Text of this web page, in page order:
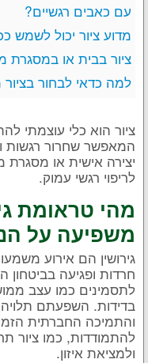
עם כאבים רגשיים?
מדוע ציור יכול לשמש
ציור בבית או
למה כדאי לבחור
ציור הוא כלי עוצמתי
המאפשר שחרור רגשות
יצירה אישית או מסגרת
לריפוי רגשי עמוק.
מהי טראומת
משפיעה על
גירושין הם אירוע
חרדות ופגיעה בביטחון
לתסמינים כמו עצב
בדידות. השפעתם
והתמיכה החברתית
להתמודדות, כמו ציור
ולמציאת איזון.